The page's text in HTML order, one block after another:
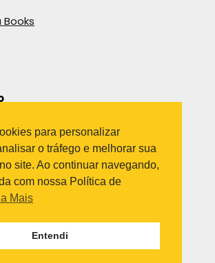
do Jacaré
– RJ – CEP: 20970-031
8069
7512
1636 / sala 1407
para personalizar
o tráfego e melhorar sua
site. Ao continuar navegando,
com nossa Política de
Mais
Entendi